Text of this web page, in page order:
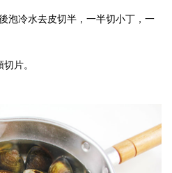
泡冷水去皮切半，一半切小丁，一
片。